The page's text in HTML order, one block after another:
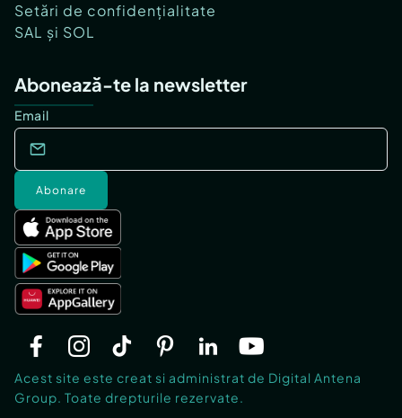
Setări de confidențialitate
SAL și SOL
Abonează-te la newsletter
Email
Abonare
Acest site este creat si administrat de Digital Antena
Group. Toate drepturile rezervate.